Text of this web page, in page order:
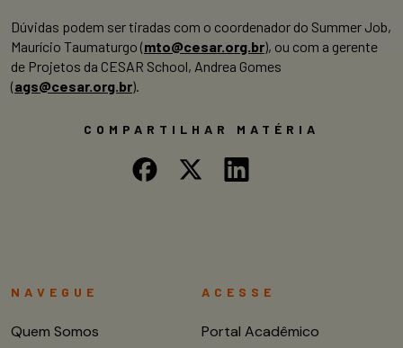
Dúvidas podem ser tiradas com o coordenador do Summer Job,
Maurício Taumaturgo (mto@cesar.org.br), ou com a gerente
de Projetos da CESAR School, Andrea Gomes
(ags@cesar.org.br).
COMPARTILHAR MATÉRIA
NAVEGUE
Quem Somos
ACESSE
Portal Acadêmico